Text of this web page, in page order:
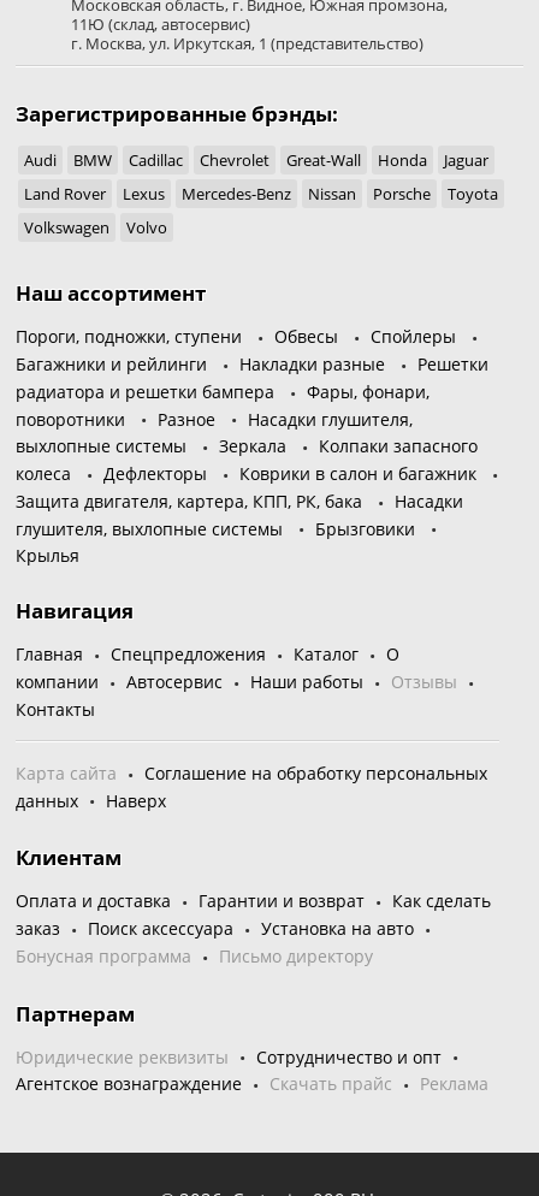
Московская область, г. Видное, Южная промзона,
11Ю (склад, автосервис)
г. Москва,ул. Иркутская, 1 (представительство)
Зарегистрированные брэнды:
Audi BMW Cadillac Chevrolet Great-Wall Honda
Jaguar
Land Rover
Lexus Mercedes-Benz Nissan Porsche
Toyota
Volkswagen
Volvo
Наш ассортимент
Пороги, подножки, ступени Обвесы
Спойлеры
Багажники и рейлинги
Накладки разные
Решетки
радиатора и решетки бампера
Фары, фонари,
поворотники
Разное
Насадки глушителя,
выхлопные системы
Зеркала
Колпаки запасного
колеса
Дефлекторы
Коврики в салон и багажник
Защита двигателя, картера, КПП, РК, бака
Насадки
глушителя, выхлопные системы
Брызговики
Крылья
Навигация
Главная Спецпредложения Каталог
О
компании
Автосервис Наши работы
Отзывы
Контакты
Карта сайта
Соглашение на обработку персональных
данных
Наверх
Клиентам
Оплата и доставка Гарантии и возврат
Как сделать
заказ
Поиск аксессуара
Установка на авто
Бонусная программа
Письмо директору
Партнерам
Юридические реквизиты
Сотрудничество и опт
Агентское вознаграждение
Скачать прайс Реклама